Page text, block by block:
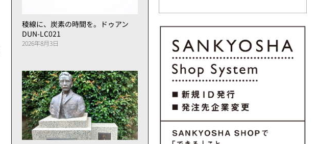
稜線に、炭素の時間を。ドゥアン
DUN-LC021
2026年8月3日